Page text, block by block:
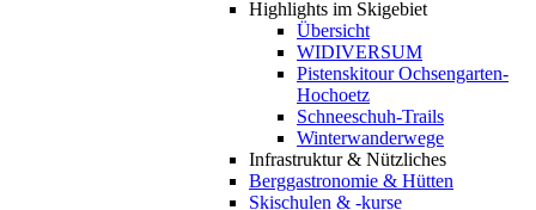
Highlights im Skigebiet
Übersicht
WIDIVERSUM
Pistenskitour Ochsengarten-
Hochoetz
Schneeschuh-Trails
Winterwanderwege
Infrastruktur & Nützliches
Berggastronomie & Hütten
Skischulen & -kurse